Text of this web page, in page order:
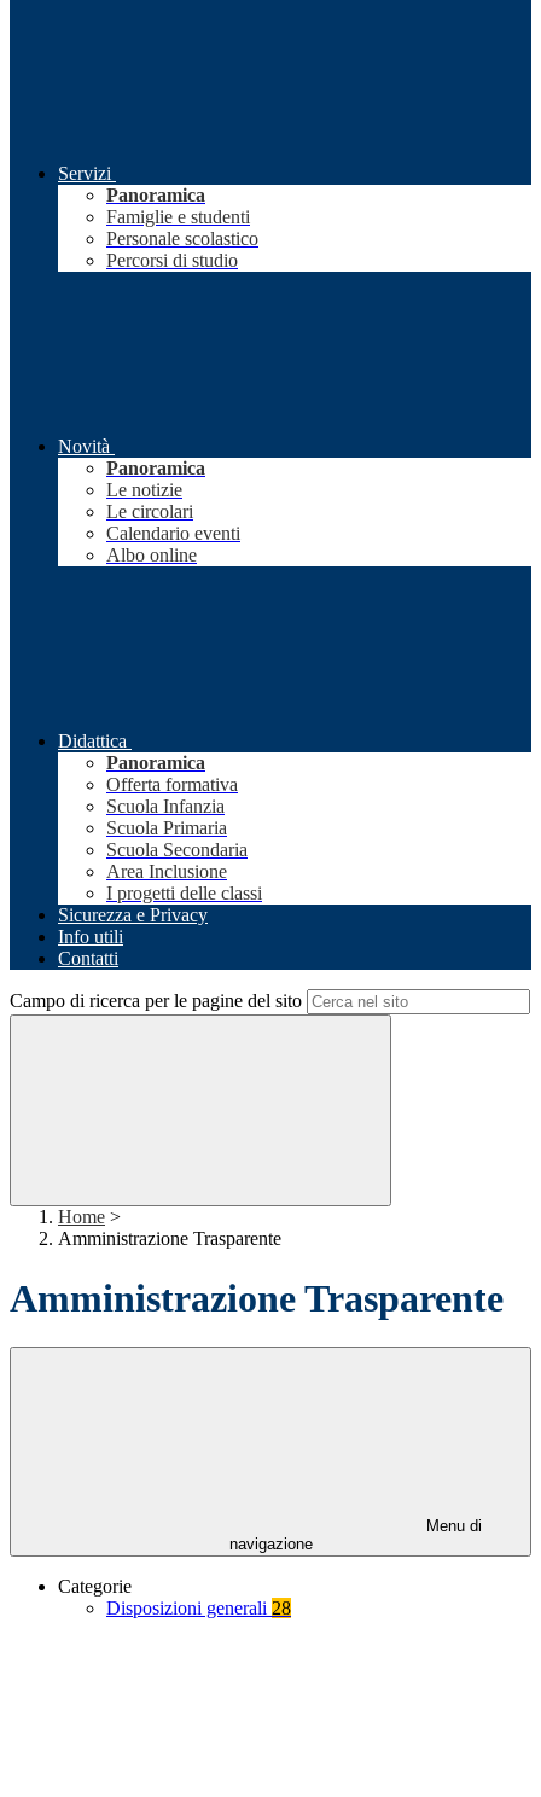
Servizi
Panoramica
Famiglie e studenti
Personale scolastico
Percorsi di studio
Novità
Panoramica
Le notizie
Le circolari
Calendario eventi
Albo online
Didattica
Panoramica
Offerta formativa
Scuola Infanzia
Scuola Primaria
Scuola Secondaria
Area Inclusione
I progetti delle classi
Sicurezza e Privacy
Info utili
Contatti
Campo di ricerca per le pagine del sito
Home >
Amministrazione Trasparente
Amministrazione Trasparente
Menu di
navigazione
Categorie
Disposizioni generali 28